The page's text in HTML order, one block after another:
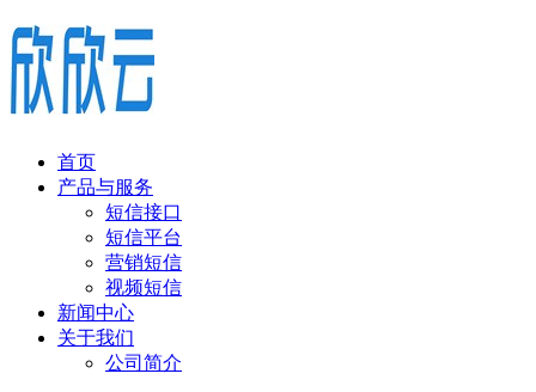
首页
产品与服务
短信接口
短信平台
营销短信
视频短信
新闻中心
关于我们
公司简介